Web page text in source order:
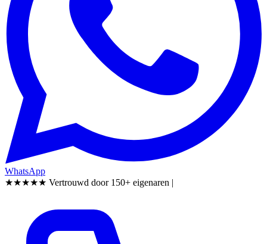
WhatsApp
★★★★★ Vertrouwd door 150+ eigenaren |